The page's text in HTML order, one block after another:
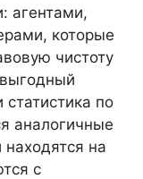
агентами,
которые
чистоту
по
аналогичные
на
с